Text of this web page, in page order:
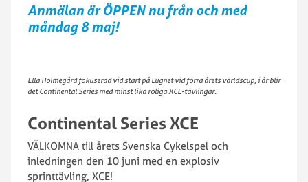
Anmälan är ÖPPEN nu från och med
måndag 8 maj!
Ella Holmegård fokuserad vid start på Lugnet vid förra årets världscup, i år blir
det Continental Series med minst lika roliga XCE-tävlingar.
Continental Series XCE
VÄLKOMNA till årets Svenska Cykelspel och
inledningen den 10 juni med en explosiv
sprinttävling, XCE!